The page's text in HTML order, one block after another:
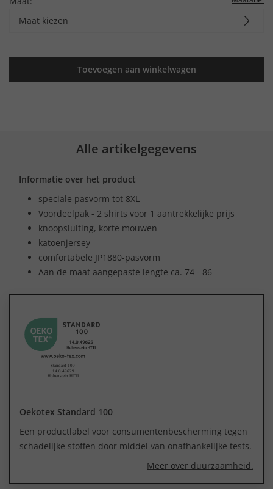
Maat kiezen
Toevoegen aan winkelwagen
Alle artikelgegevens
Informatie over het product
speciale pasvorm tot 8XL
Voordeelpak - 2 shirts voor 1 aantrekkelijke prijs
knoopsluiting, korte mouwen
katoenjersey
comfortabele JP1880-pasvorm
Aan de maat aangepaste lengte ca. 74 - 86
Oekotex Standard 100
Een productlabel voor consumentenbescherming tegen
schadelijke stoffen door middel van onafhankelijke tests.
Meer over duurzaamheid.